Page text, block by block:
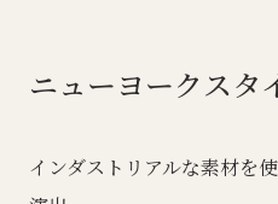
ニューヨークスタ
インダストリアルな素材を